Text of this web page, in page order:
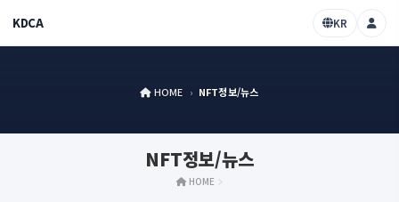
KDCA KR
HOME › NFT정보/뉴스
NFT정보/뉴스
HOME